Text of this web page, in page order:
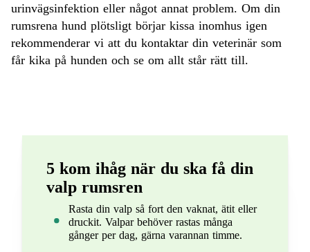
urinvägsinfektion eller något annat problem. Om din
rumsrena hund plötsligt börjar kissa inomhus igen
rekommenderar vi att du kontaktar din veterinär som
får kika på hunden och se om allt står rätt till.
5 kom ihåg när du ska få din
valp rumsren
Rasta din valp så fort den vaknat, ätit eller
druckit. Valpar behöver rastas många
gånger per dag, gärna varannan timme.